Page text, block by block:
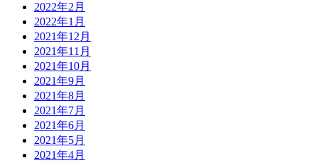
2022年2月
2022年1月
2021年12月
2021年11月
2021年10月
2021年9月
2021年8月
2021年7月
2021年6月
2021年5月
2021年4月